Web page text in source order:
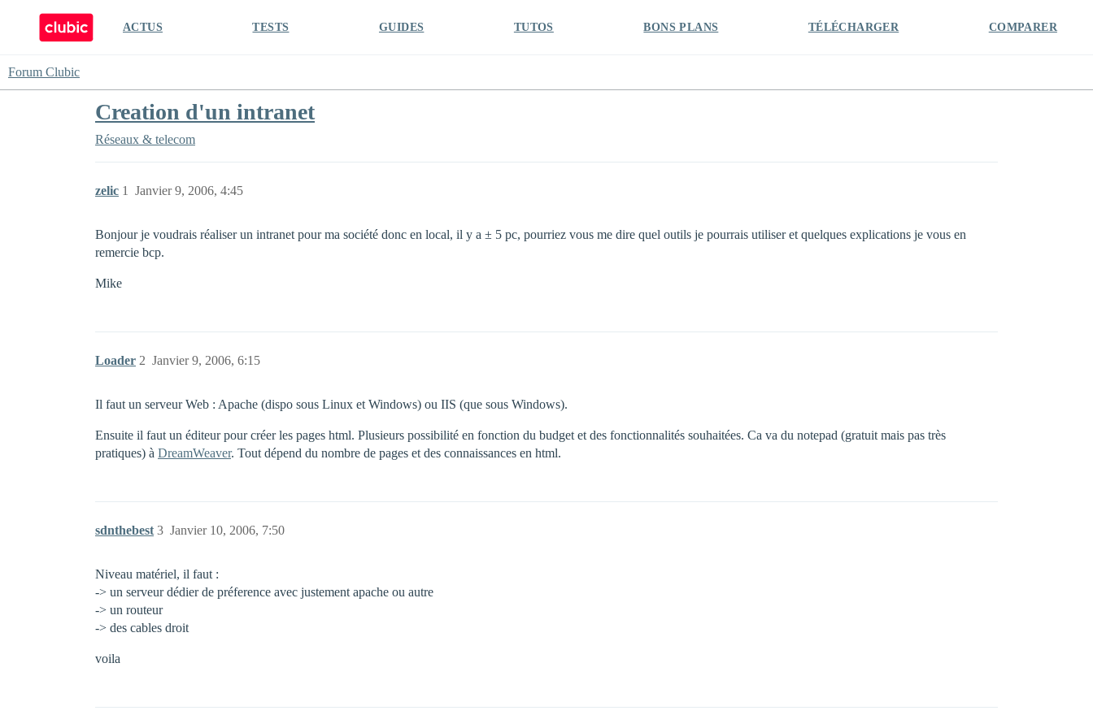
ACTUS TESTS GUIDES TUTOS BONS PLANS TÉLÉCHARGER COMPARER
Forum Clubic
Creation d'un intranet
Réseaux & telecom
zelic Janvier 9, 2006, 4:45
1
Bonjour je voudrais réaliser un intranet pour ma société donc en local, il y a ± 5 pc, pourriez vous me dire quel outils je pourrais utiliser et quelques explications je vous en
remercie bcp.
Mike
Loader Janvier 9, 2006, 6:15
2
Il faut un serveur Web : Apache (dispo sous Linux et Windows) ou IIS (que sous Windows).
Ensuite il faut un éditeur pour créer les pages html. Plusieurs possibilité en fonction du budget et des fonctionnalités souhaitées. Ca va du notepad (gratuit mais pas très
pratiques) à DreamWeaver. Tout dépend du nombre de pages et des connaissances en html.
sdnthebest Janvier 10, 2006, 7:50
3
Niveau matériel, il faut :
-> un serveur dédier de préference avec justement apache ou autre
-> un routeur
-> des cables droit
voila